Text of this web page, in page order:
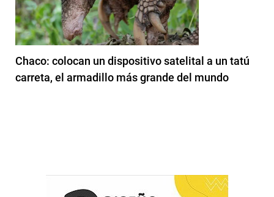
Chaco: colocan un dispositivo satelital a un tatú
carreta, el armadillo más grande del mundo